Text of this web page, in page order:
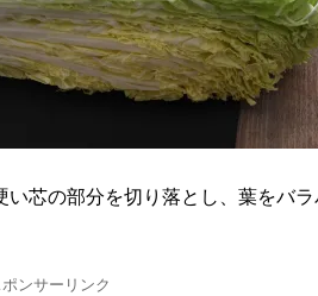
芯の部分を切り落とし、葉をバラ
ポンサーリンク